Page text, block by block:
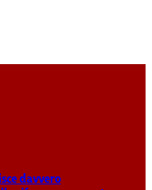
davvero